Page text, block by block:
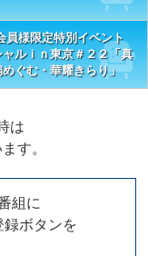
員様限定特別イベント
ャルｉｎ東京＃２２「真
ぐむ・華耀きらり」
は
す。
組に
録ボタンを